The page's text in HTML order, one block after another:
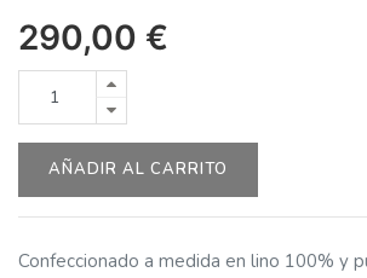
290,00 €
AÑADIR AL CARRITO
Confeccionado a medida en lino 100% y